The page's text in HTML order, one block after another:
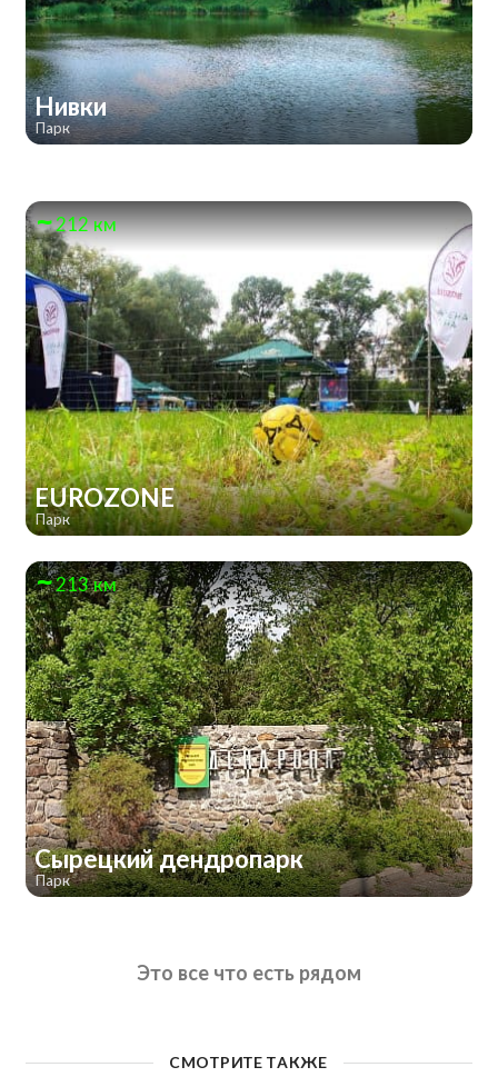
Нивки
Парк
212 км
EUROZONE
Парк
213 км
Сырецкий дендропарк
Парк
Это все что есть рядом
СМОТРИТЕ ТАКЖЕ